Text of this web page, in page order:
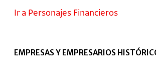
Ir a Personajes Financieros
EMPRESAS Y EMPRESARIOS